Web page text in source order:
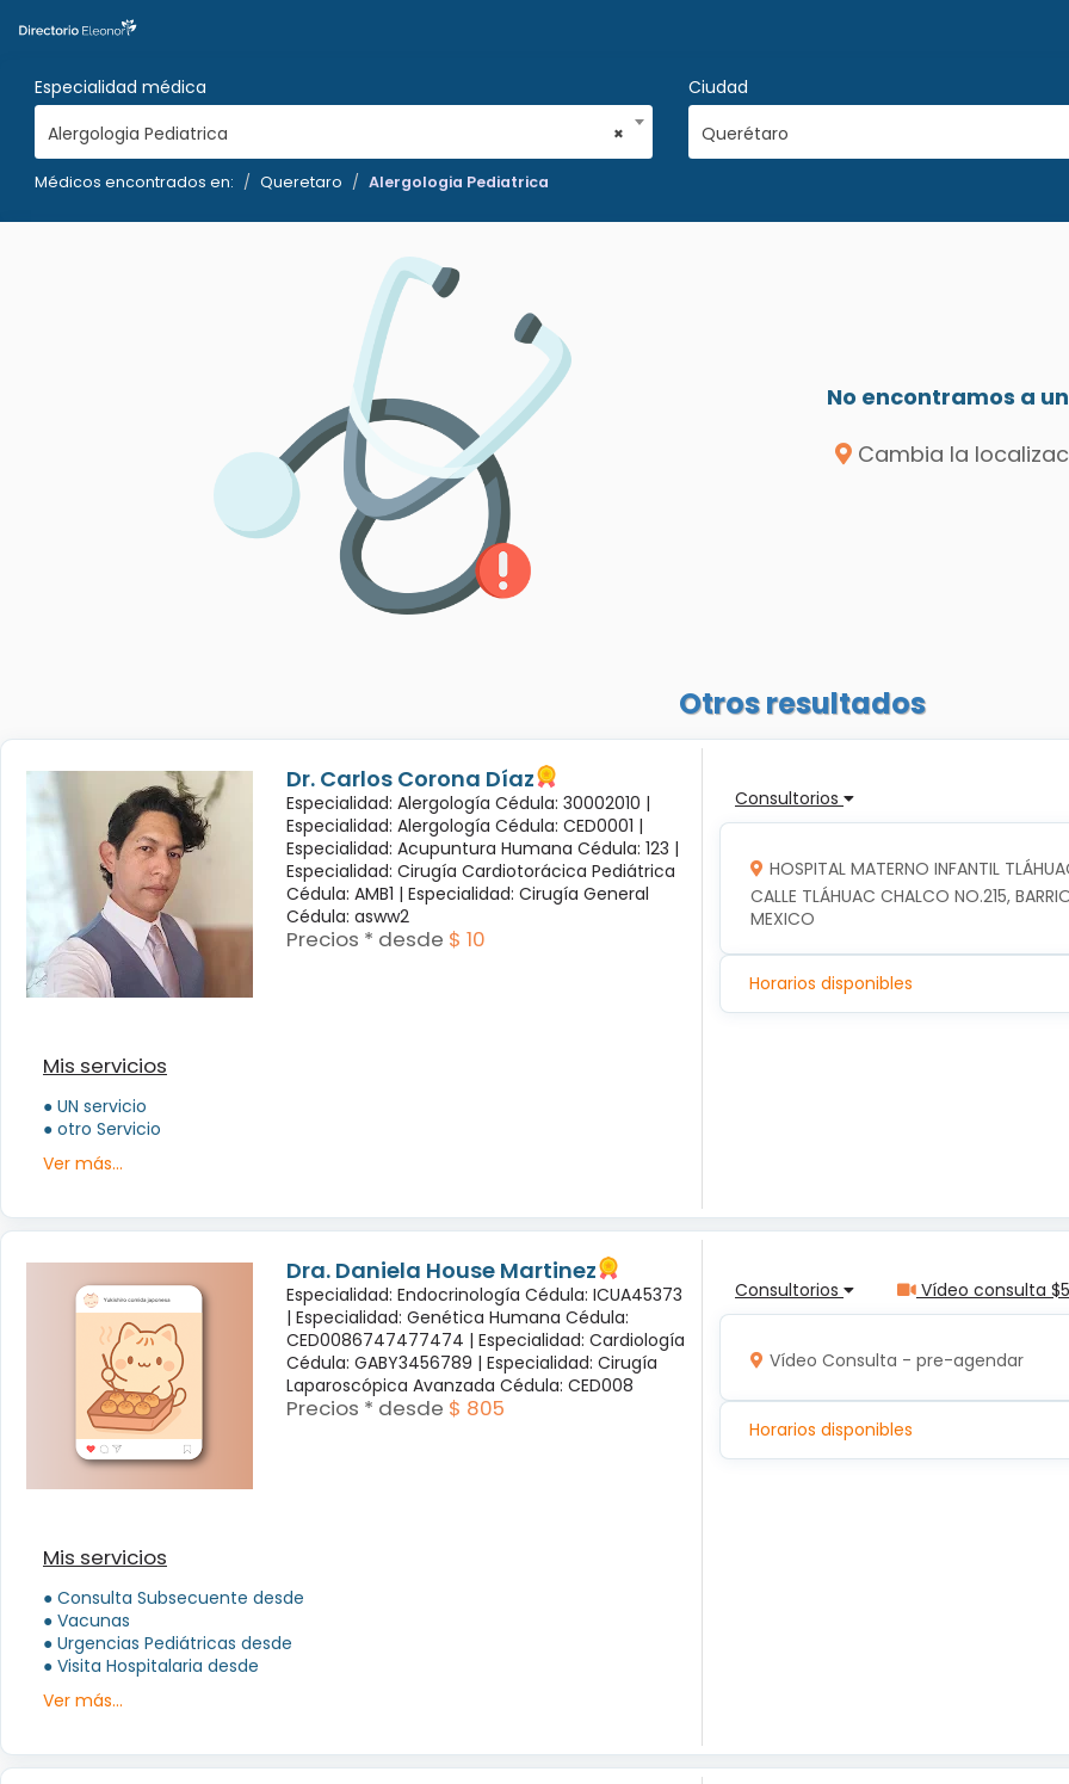
Especialidad médica
×
Alergologia Pediatrica
Ciudad
Querétaro
Médicos encontrados en: Queretaro Alergologia Pediatrica
No encontramos a
Cambia la
Otros resultados
Dr. Carlos Corona Díaz
Especialidad: Alergología Cédula: 30002010 |
Especialidad: Alergología Cédula: CED0001 |
Especialidad: Acupuntura Humana Cédula: 123 |
Especialidad: Cirugía Cardiotorácica Pediátrica
Cédula: AMB1 | Especialidad: Cirugía General
Cédula: asww2
Precios * desde $ 10
Mis servicios
● UN servicio
● otro Servicio
Ver más...
Consultorios
HOSPITAL MATERNO INFANTIL
CALLE TLÁHUAC CHALCO NO.215,
MEXICO
Horarios disponibles
Dra. Daniela House Martinez
Especialidad: Endocrinología Cédula: ICUA45373
| Especialidad: Genética Humana Cédula:
CED0086747477474 | Especialidad: Cardiología
Cédula: GABY3456789 | Especialidad: Cirugía
Laparoscópica Avanzada Cédula: CED008
Precios * desde $ 805
Mis servicios
● Consulta Subsecuente desde
● Vacunas
● Urgencias Pediátricas desde
● Visita Hospitalaria desde
Ver más...
Consultorios Vídeo consulta
Vídeo Consulta - pre-agendar
Horarios disponibles